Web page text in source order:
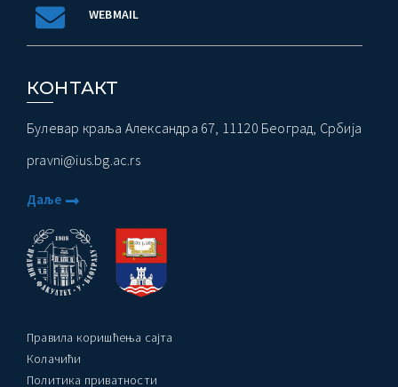
WEBMAIL
КОНТАКТ
Булевар краља Александра 67, 11120 Београд, Србија
pravni@ius.bg.ac.rs
Даље
Правила коришћења сајта
Колачићи
Политика приватности